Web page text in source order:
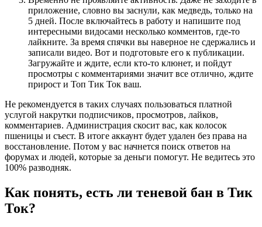
приложение, словно вы заснули, как медведь, только на
5 дней. После включайтесь в работу и напишите под
интересными видосами несколько комментов, где-то
лайкните. За время спячки вы наверное не сдержались и
записали видео. Вот и подготовьте его к публикации.
Загружайте и ждите, если кто-то клюнет, и пойдут
просмотры с комментариями значит все отлично, ждите
прирост и Топ Тик Ток ваш.
Не рекомендуется в таких случаях пользоваться платной
услугой накрутки подписчиков, просмотров, лайков,
комментариев. Администрация скосит вас, как колосок
пшеницы и съест. В итоге аккаунт будет удален без права на
восстановление. Потом у вас начнется поиск ответов на
форумах и людей, которые за деньги помогут. Не ведитесь это
100% разводняк.
Как понять, есть ли теневой бан в Тик
Ток?